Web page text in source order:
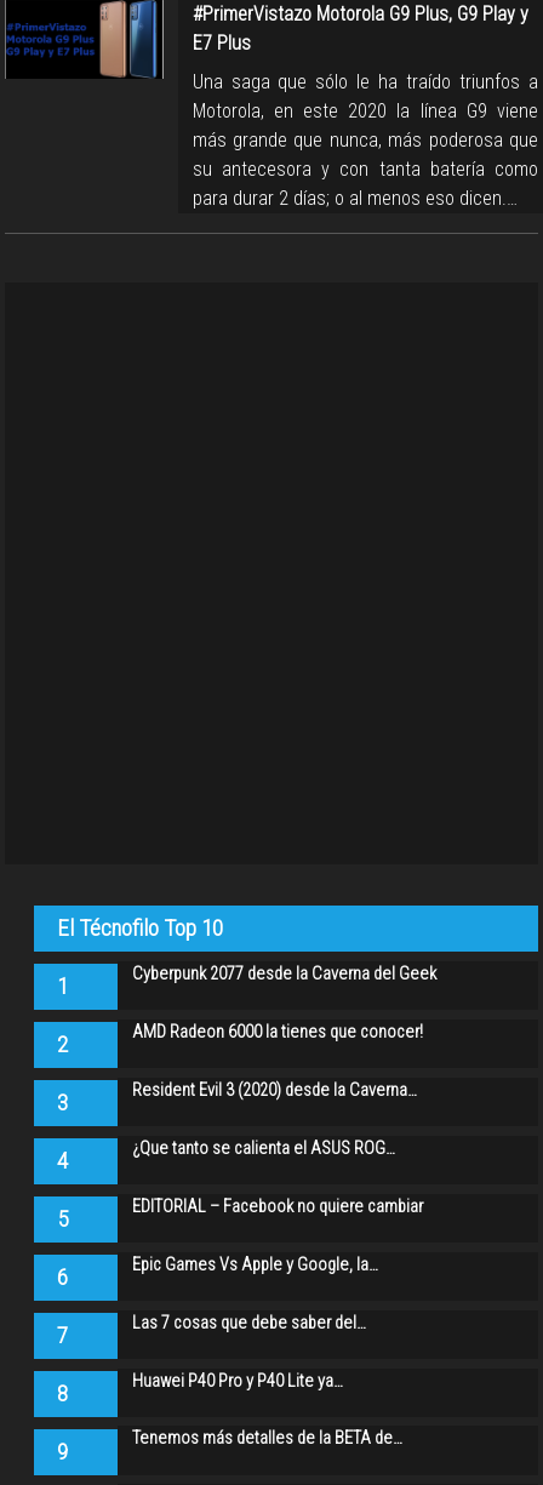
#PrimerVistazo Motorola G9 Plus, G9 Play y
E7 Plus
Una saga que sólo le ha traído triunfos a
Motorola, en este 2020 la línea G9 viene
más grande que nunca, más poderosa que
su antecesora y con tanta batería como
para durar 2 días; o al menos eso dicen.…
El Técnofilo Top 10
1 Cyberpunk 2077 desde la Caverna del Geek
2 AMD Radeon 6000 la tienes que conocer!
3 Resident Evil 3 (2020) desde la Caverna…
4 ¿Que tanto se calienta el ASUS ROG…
5 EDITORIAL – Facebook no quiere cambiar
6 Epic Games Vs Apple y Google, la…
7 Las 7 cosas que debe saber del…
8 Huawei P40 Pro y P40 Lite ya…
9 Tenemos más detalles de la BETA de…